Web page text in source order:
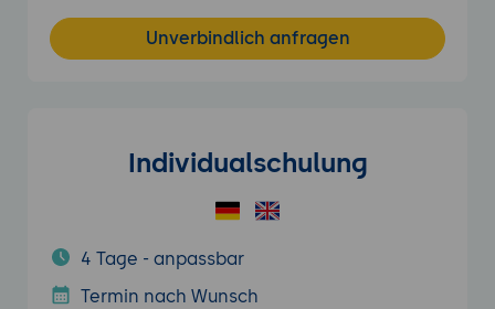
Unverbindlich anfragen
Individualschulung
4 Tage - anpassbar
Termin nach Wunsch